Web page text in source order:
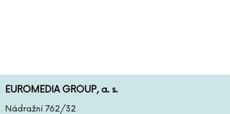
EUROMEDIA GROUP, a. s.
Nádražní 762/32